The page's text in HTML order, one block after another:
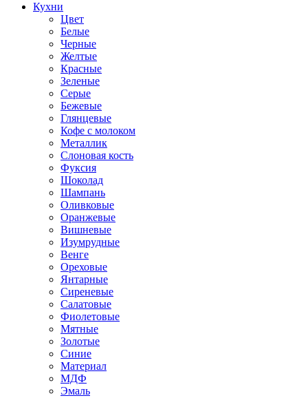
Кухни
Цвет
Белые
Черные
Желтые
Красные
Зеленые
Серые
Бежевые
Глянцевые
Кофе с молоком
Металлик
Слоновая кость
Фуксия
Шоколад
Шампань
Оливковые
Оранжевые
Вишневые
Изумрудные
Венге
Ореховые
Янтарные
Сиреневые
Салатовые
Фиолетовые
Мятные
Золотые
Синие
Материал
МДФ
Эмаль